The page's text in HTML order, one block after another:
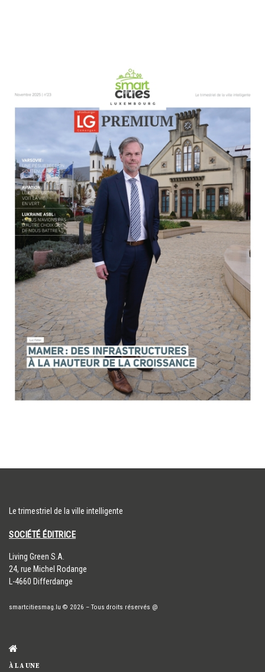
Le trimestriel de la ville intelligente
SOCIÉTÉ ÉDITRICE
​Living Green S.A.
24, rue Michel Rodange
L-4660 Differdange
smartcitiesmag.lu © 2026 – Tous droits réservés @
À LA UNE